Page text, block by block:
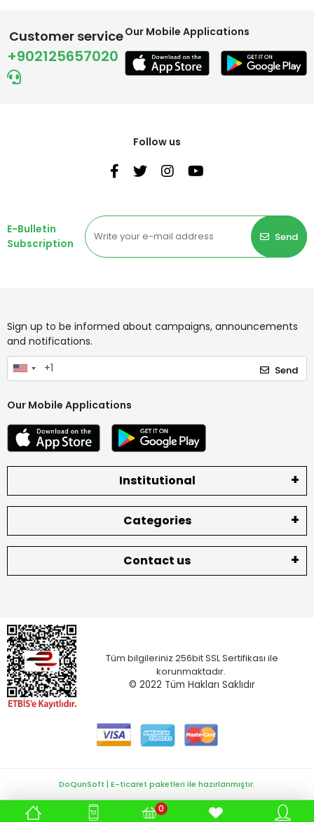
Customer service
+902125657020
Our Mobile Applications
Follow us
E-Bulletin
Subscription
Send
Sign up to be informed about campaigns, announcements
and notifications.
Send
Our Mobile Applications
Institutional
Categories
Contact us
Tüm bilgileriniz 256bit SSL Sertifikası ile
korunmaktadır.
© 2022 Tüm Hakları Saklıdır
0
DoQunSoft | E-ticaret paketleri ile hazırlanmıştır.